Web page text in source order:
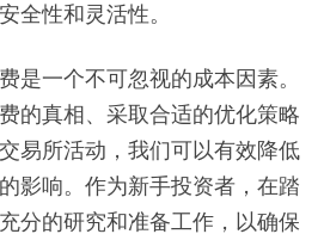
全性和灵活性。
是一个不可忽视的成本因素。
的真相、采取合适的优化策略
易所活动，我们可以有效降低
影响。作为新手投资者，在踏
分的研究和准备工作，以确保